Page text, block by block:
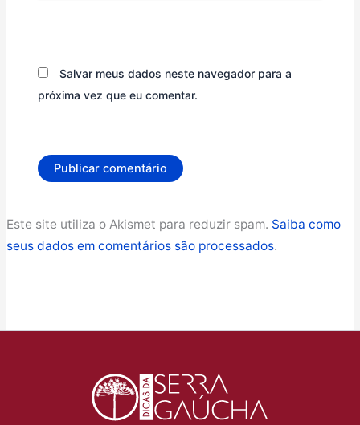
Salvar meus dados neste navegador para a
próxima vez que eu comentar.
Este site utiliza o Akismet para reduzir spam. Saiba como
seus dados em comentários são processados.